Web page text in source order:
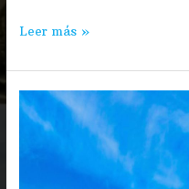
Leer más »
Barcelona:
visita